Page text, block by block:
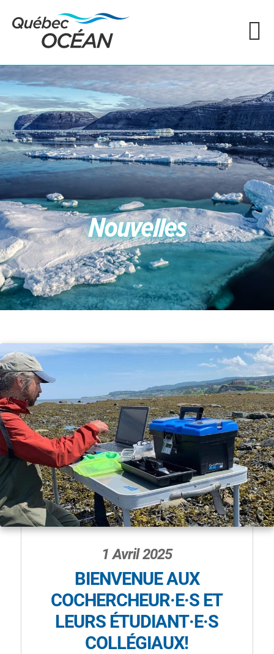
Nouvelles
1 Avril 2025
BIENVENUE AUX
COCHERCHEUR·E·S ET
LEURS ÉTUDIANT·E·S
COLLÉGIAUX!